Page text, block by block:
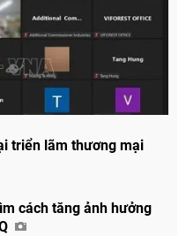
triển lãm thương mại
cách tăng ảnh hưởng